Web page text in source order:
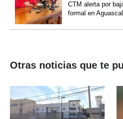
CTM alerta por
formal en
Otras noticias que te